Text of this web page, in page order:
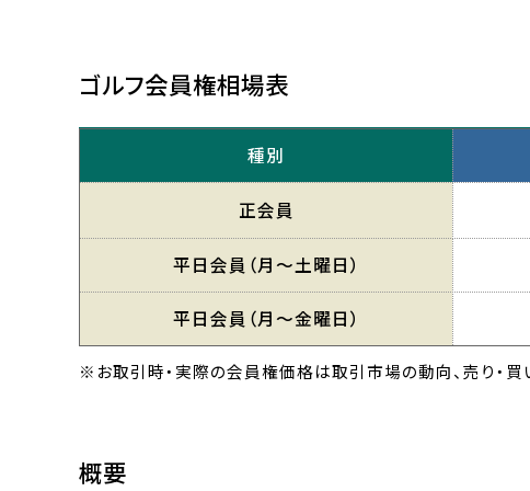
ゴルフ会員権相場表
種別
正会員
平日会員 （月〜土曜日）
平日会員 （月〜金曜日）
※お取引時・実際の会員権価格は取引市場の動向、売り・
概要